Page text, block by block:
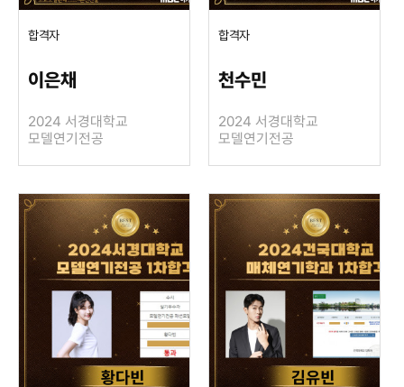
합격자
이은채
2024 서경대학교
모델연기전공
합격자
천수민
2024 서경대학교
모델연기전공